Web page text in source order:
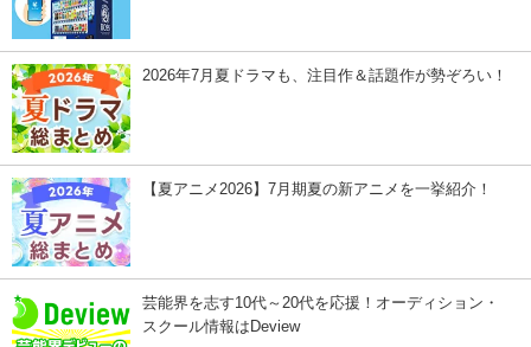
2026年7月夏ドラマも、注目作＆話題作が勢ぞろい！
【夏アニメ2026】7月期夏の新アニメを一挙紹介！
芸能界を志す10代～20代を応援！オーディション・
スクール情報はDeview